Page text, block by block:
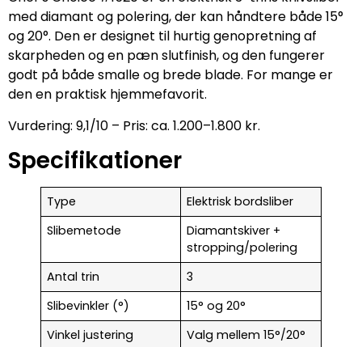
med diamant og polering, der kan håndtere både 15°
og 20°. Den er designet til hurtig genopretning af
skarpheden og en pæn slutfinish, og den fungerer
godt på både smalle og brede blade. For mange er
den en praktisk hjemmefavorit.
Vurdering: 9,1/10 – Pris: ca. 1.200–1.800 kr.
Specifikationer
Type
Elektrisk bordsliber
Slibemetode
Diamantskiver +
stropping/polering
Antal trin
3
Slibevinkler (°)
15° og 20°
Vinkel justering
Valg mellem 15°/20°